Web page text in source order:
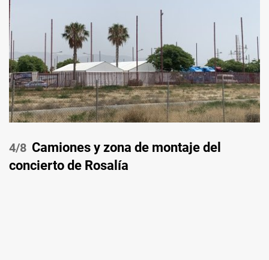
/8 Camiones y zona de montaje del
concierto de Rosalía